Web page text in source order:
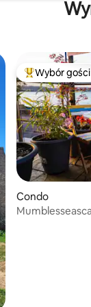
Wybór gości
Condo